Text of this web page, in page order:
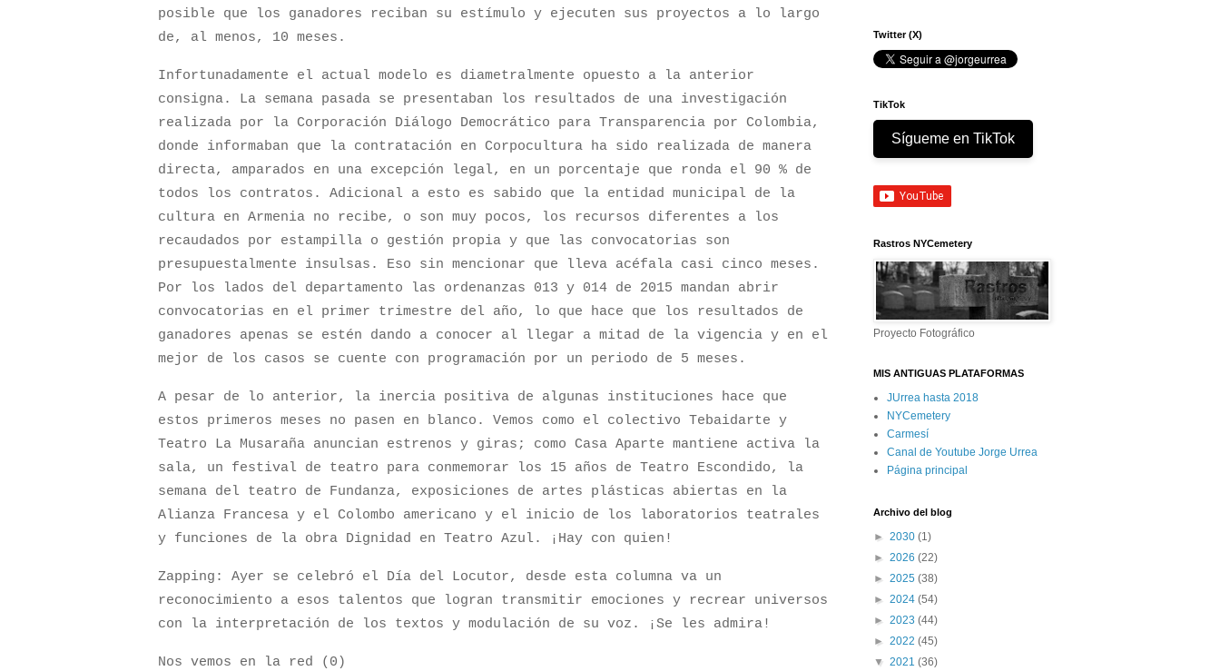
posible que los ganadores reciban su estímulo y ejecuten sus proyectos a lo largo
de, al menos, 10 meses.
Infortunadamente el actual modelo es diametralmente opuesto a la anterior
consigna. La semana pasada se presentaban los resultados de una investigación
realizada por la Corporación Diálogo Democrático para Transparencia por Colombia,
donde informaban que la contratación en Corpocultura ha sido realizada de manera
directa, amparados en una excepción legal, en un porcentaje que ronda el 90 % de
todos los contratos. Adicional a esto es sabido que la entidad municipal de la
cultura en Armenia no recibe, o son muy pocos, los recursos diferentes a los
recaudados por estampilla o gestión propia y que las convocatorias son
presupuestalmente insulsas. Eso sin mencionar que lleva acéfala casi cinco meses.
Por los lados del departamento las ordenanzas 013 y 014 de 2015 mandan abrir
convocatorias en el primer trimestre del año, lo que hace que los resultados de
ganadores apenas se estén dando a conocer al llegar a mitad de la vigencia y en el
mejor de los casos se cuente con programación por un periodo de 5 meses.
A pesar de lo anterior, la inercia positiva de algunas instituciones hace que
estos primeros meses no pasen en blanco. Vemos como el colectivo Tebaidarte y
Teatro La Musaraña anuncian estrenos y giras; como Casa Aparte mantiene activa la
sala, un festival de teatro para conmemorar los 15 años de Teatro Escondido, la
semana del teatro de Fundanza, exposiciones de artes plásticas abiertas en la
Alianza Francesa y el Colombo americano y el inicio de los laboratorios teatrales
y funciones de la obra Dignidad en Teatro Azul. ¡Hay con quien!
Zapping: Ayer se celebró el Día del Locutor, desde esta columna va un
reconocimiento a esos talentos que logran transmitir emociones y recrear universos
con la interpretación de los textos y modulación de su voz. ¡Se les admira!
Nos vemos en la red (0)
Twitter (X)
TikTok
Sígueme en TikTok
Rastros NYCemetery
Proyecto Fotográfico
MIS ANTIGUAS PLATAFORMAS
JUrrea hasta 2018
NYCemetery
Carmesí
Canal de Youtube Jorge Urrea
Página principal
Archivo del blog
► 2030 (1)
► 2026 (22)
► 2025 (38)
► 2024 (54)
► 2023 (44)
► 2022 (45)
▼ 2021 (36)